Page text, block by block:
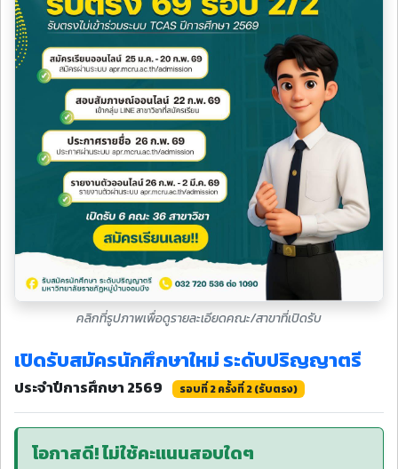
คลิกที่รูปภาพเพื่อดูรายละเอียดคณะ/สาขาที่เปิดรับ
เปิดรับสมัครนักศึกษาใหม่ ระดับปริญญาตรี
ประจำปีการศึกษา 2569 รอบที่ 2 ครั้งที่ 2 (รับตรง)
โอกาสดี! ไม่ใช้คะแนนสอบใดๆ